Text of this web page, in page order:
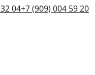
04+7 (909) 004 59 20